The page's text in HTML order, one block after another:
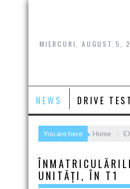
Skip
MIERCURI, AUGUST 5,
NEWS DRIVE
You are here Home
UNITĂȚI, ÎN T1